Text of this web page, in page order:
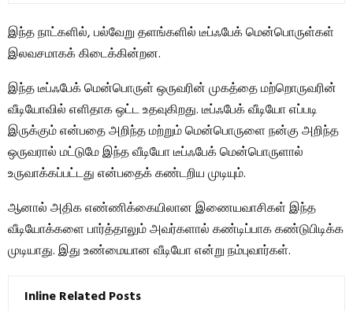
இந்த நாட்களில், பல்வேறு தளங்களில் டீப்ஃபேக் மென்பொருள்கள்
இலவசமாகக் கிடைக்கின்றன.
இந்த டீப்ஃபேக் மென்பொருள் ஒருவரின் முகத்தை மற்றொருவரின்
வீடியோவில் எளிதாக ஒட்ட உதவுகிறது. டீப்ஃபேக் வீடியோ எப்படி
இருக்கும் என்பதை அறிந்த மற்றும் மென்பொருளை நன்கு அறிந்த
ஒருவரால் மட்டுமே இந்த வீடியோ டீப்ஃபேக் மென்பொருளால்
உருவாக்கப்பட்டது என்பதைக் கண்டறிய முடியும்.
ஆனால் அதிக எண்ணிக்கையிலான இணையவாசிகள் இந்த
வீடியோக்களை பார்த்தாலும் அவர்களால் கண்டிப்பாக கண்டுபிடிக்க
முடியாது. இது உண்மையான வீடியோ என்று நம்புவார்கள்.
Inline Related Posts